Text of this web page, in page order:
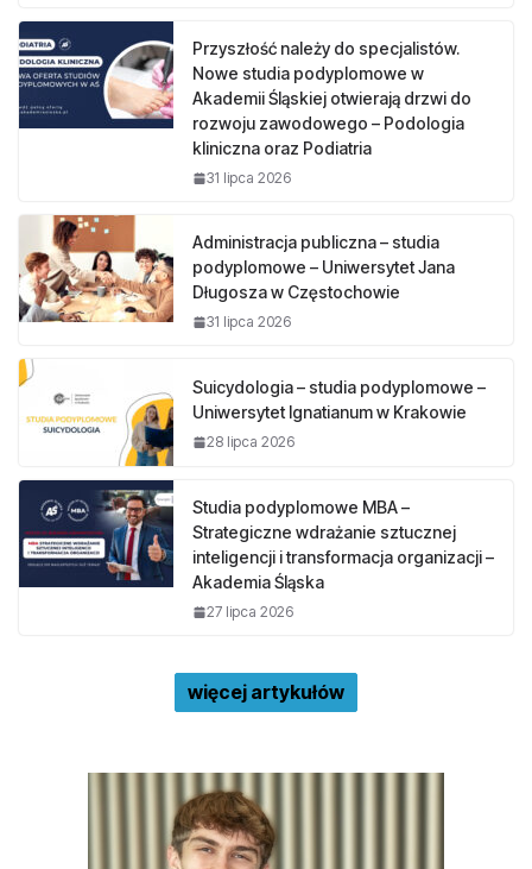
Przyszłość należy do specjalistów.
Nowe studia podyplomowe w
Akademii Śląskiej otwierają drzwi do
rozwoju zawodowego – Podologia
kliniczna oraz Podiatria
31 lipca 2026
Administracja publiczna – studia
podyplomowe – Uniwersytet Jana
Długosza w Częstochowie
31 lipca 2026
Suicydologia – studia podyplomowe –
Uniwersytet Ignatianum w Krakowie
28 lipca 2026
Studia podyplomowe MBA –
Strategiczne wdrażanie sztucznej
inteligencji i transformacja organizacji –
Akademia Śląska
27 lipca 2026
więcej artykułów